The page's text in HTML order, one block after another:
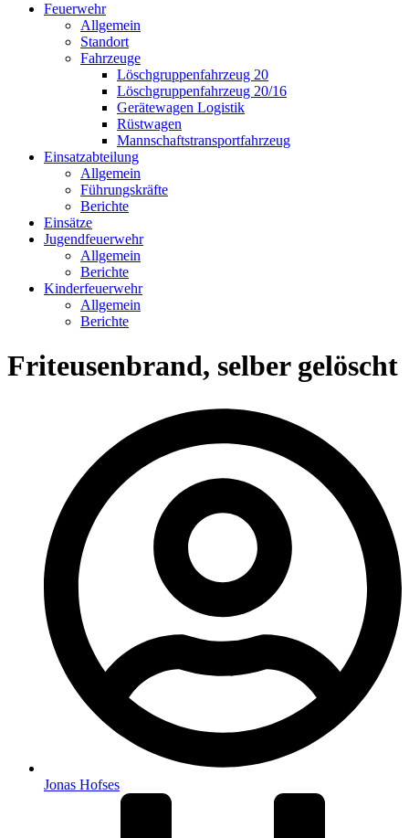
Feuerwehr
Allgemein
Standort
Fahrzeuge
Löschgruppen­fahrzeug 20
Lösch­gruppen­fahrzeug 20/16
Geräte­wagen Logistik
Rüst­wagen
Mannschafts­transportfahrzeug
Einsatz­abteilung
Allgemein
Führungs­kräfte
Berichte
Einsätze
Jugend­feuerwehr
Allgemein
Berichte
Kinder­feuerwehr
Allgemein
Berichte
Friteusenbrand, selber gelöscht
Jonas Hofses